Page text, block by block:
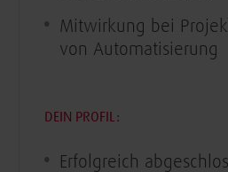
Mitwirkung bei
von Automatisierung
DEIN PROFIL:
Erfolgreich